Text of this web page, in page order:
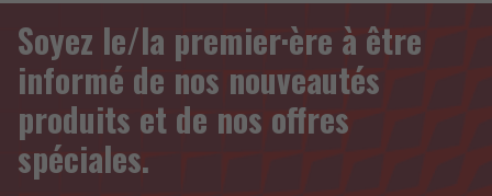
Soyez le/la premier·ère à être
informé de nos nouveautés
produits et de nos offres
spéciales.